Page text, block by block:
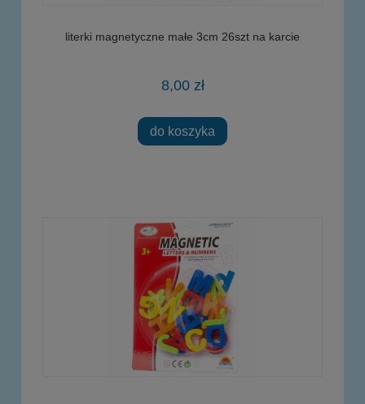
literki magnetyczne małe 3cm 26szt na karcie
8,00 zł
do koszyka